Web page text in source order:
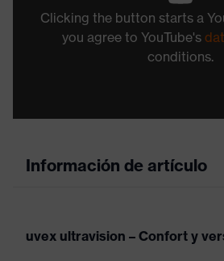
Clicking the button starts a
you agree to YouTube's
conditions.
Información de artículo
uvex ultravision – Confort y